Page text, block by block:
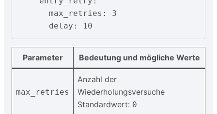
      delay: 10
Parameter Bedeutung und mögliche Werte
max_retries
Anzahl der
Wiederholungsversuche
Standardwert: 0